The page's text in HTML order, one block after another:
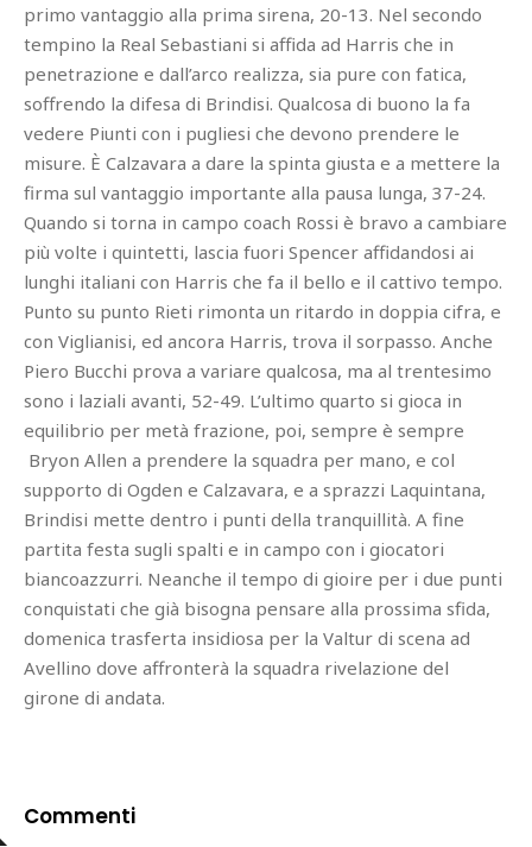
primo vantaggio alla prima sirena, 20-13. Nel secondo
tempino la Real Sebastiani si affida ad Harris che in
penetrazione e dall’arco realizza, sia pure con fatica,
soffrendo la difesa di Brindisi. Qualcosa di buono la fa
vedere Piunti con i pugliesi che devono prendere le
misure. È Calzavara a dare la spinta giusta e a mettere la
firma sul vantaggio importante alla pausa lunga, 37-24.
Quando si torna in campo coach Rossi è bravo a cambiare
più volte i quintetti, lascia fuori Spencer affidandosi ai
lunghi italiani con Harris che fa il bello e il cattivo tempo.
Punto su punto Rieti rimonta un ritardo in doppia cifra, e
con Viglianisi, ed ancora Harris, trova il sorpasso. Anche
Piero Bucchi prova a variare qualcosa, ma al trentesimo
sono i laziali avanti, 52-49. L’ultimo quarto si gioca in
equilibrio per metà frazione, poi, sempre è sempre
Bryon Allen a prendere la squadra per mano, e col
supporto di Ogden e Calzavara, e a sprazzi Laquintana,
Brindisi mette dentro i punti della tranquillità. A fine
partita festa sugli spalti e in campo con i giocatori
biancoazzurri. Neanche il tempo di gioire per i due punti
conquistati che già bisogna pensare alla prossima sfida,
domenica trasferta insidiosa per la Valtur di scena ad
Avellino dove affronterà la squadra rivelazione del
girone di andata.
Commenti